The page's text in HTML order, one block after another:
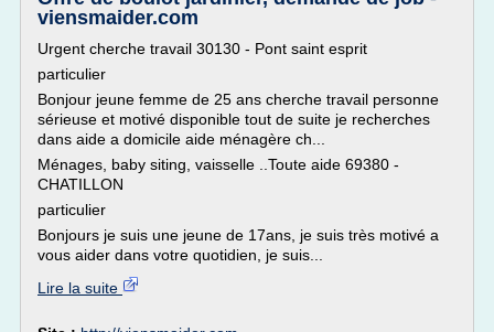
viensmaider.com
Urgent cherche travail 30130 - Pont saint esprit
particulier
Bonjour jeune femme de 25 ans cherche travail personne
sérieuse et motivé disponible tout de suite je recherches
dans aide a domicile aide ménagère ch...
Ménages, baby siting, vaisselle ..Toute aide 69380 -
CHATILLON
particulier
Bonjours je suis une jeune de 17ans, je suis très motivé a
vous aider dans votre quotidien, je suis...
Lire la suite